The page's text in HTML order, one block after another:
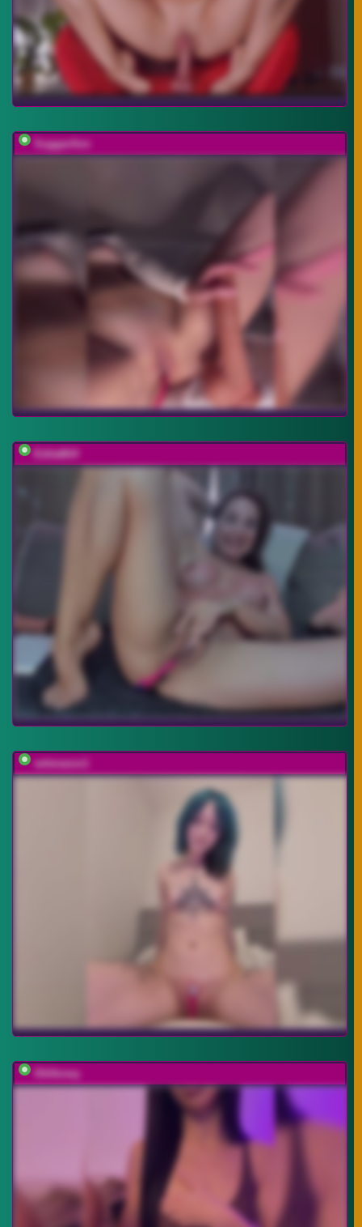
SuggarAnn
EditaMilf
selenasxx1
OhHoney